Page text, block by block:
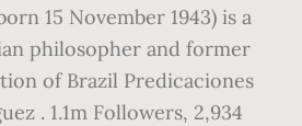
15 November 1943) is a
philosopher and former
of Brazil Predicaciones
. 1.1m Followers, 2,934